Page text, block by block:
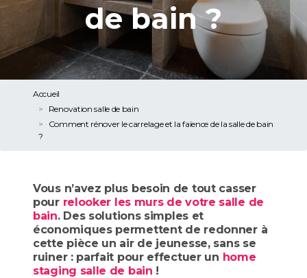
de bain ?
Accueil
Renovation salle de bain
Comment rénover le carrelage et la faïence de la salle de bain
?
Vous n’avez plus besoin de tout casser
pour relooker les murs de votre salle de
bain. Des solutions simples et
économiques permettent de redonner à
cette pièce un air de jeunesse, sans se
ruiner : parfait pour effectuer un home
staging salle de bain !